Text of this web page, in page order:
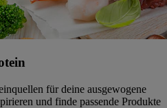
für deine ausgewogene
und finde passende Produkte